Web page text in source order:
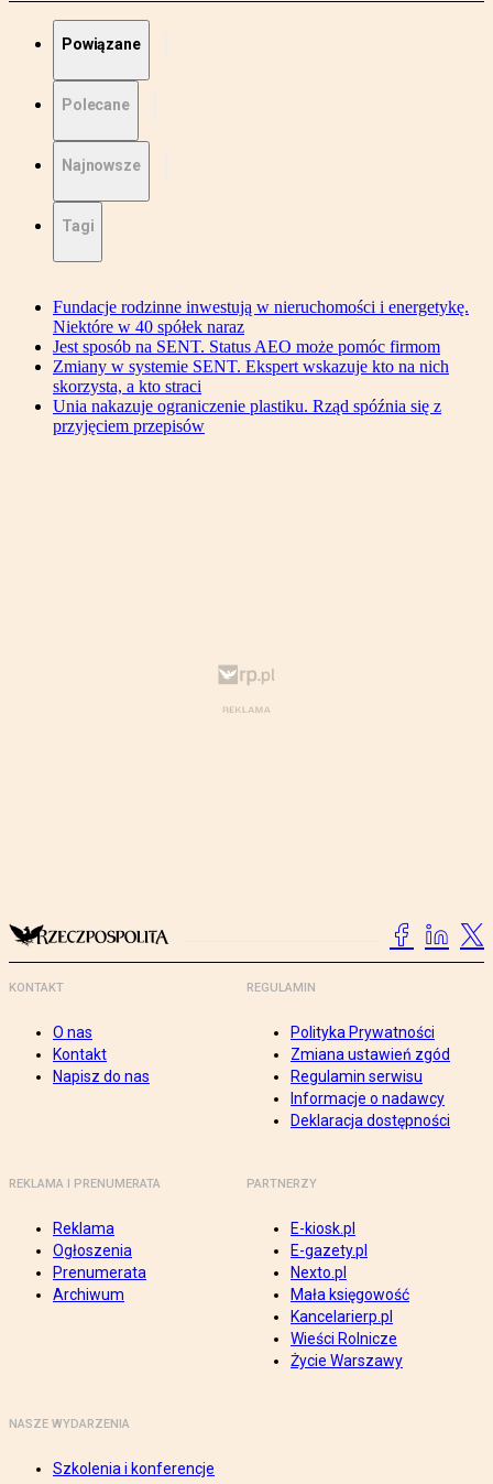
Powiązane
Polecane
Najnowsze
Tagi
Fundacje rodzinne inwestują w nieruchomości i energetykę.
Niektóre w 40 spółek naraz
Jest sposób na SENT. Status AEO może pomóc firmom
Zmiany w systemie SENT. Ekspert wskazuje kto na nich
skorzysta, a kto straci
Unia nakazuje ograniczenie plastiku. Rząd spóźnia się z
przyjęciem przepisów
KONTAKT
O nas
Kontakt
Napisz do nas
REGULAMIN
Polityka Prywatności
Zmiana ustawień zgód
Regulamin serwisu
Informacje o nadawcy
Deklaracja dostępności
REKLAMA I PRENUMERATA
Reklama
Ogłoszenia
Prenumerata
Archiwum
PARTNERZY
E-kiosk.pl
E-gazety.pl
Nexto.pl
Mała księgowość
Kancelarierp.pl
Wieści Rolnicze
Życie Warszawy
NASZE WYDARZENIA
Szkolenia i konferencje